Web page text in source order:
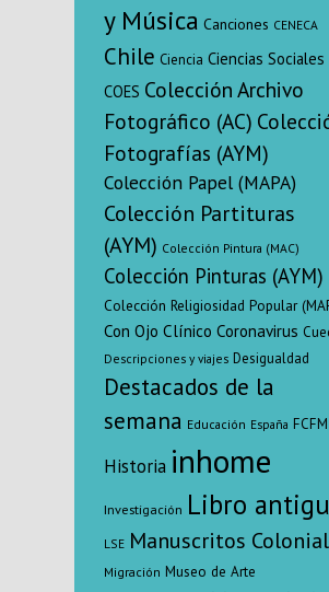
y Música Canciones CENECA
Chile Ciencia Ciencias Sociales
COES Colección Archivo
Fotográfico (AC)
Fotografías (AYM)
Colección Papel (MAPA)
Colección Partituras
(AYM) Colección Pintura (MAC)
Colección Pinturas (AYM)
Colección Religiosidad Popular
Con Ojo Clínico Coronavirus
Descripciones y viajes Desigualdad
Destacados de la
semana Educación España FCFM
Historia inhome
Investigación Libro
LSE Manuscritos
Migración Museo de Arte